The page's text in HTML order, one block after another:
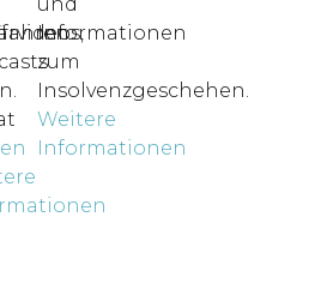
Informationen
zum
Insolvenzgeschehen.
Weitere
Informationen